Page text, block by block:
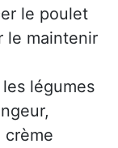
le poulet
le maintenir
légumes
crème